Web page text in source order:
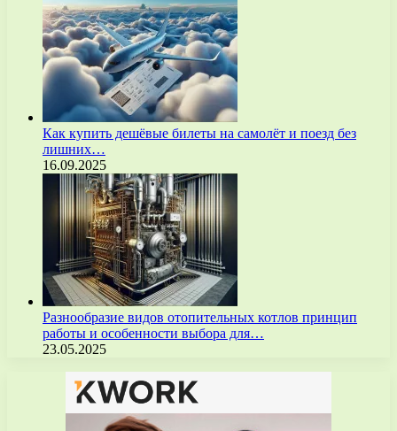
Как купить дешёвые билеты на самолёт и поезд без
лишних…
16.09.2025
Разнообразие видов отопительных котлов принцип
работы и особенности выбора для…
23.05.2025